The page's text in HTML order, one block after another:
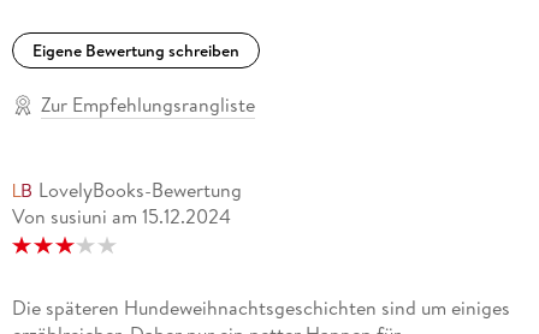
Eigene Bewertung schreiben
Zur Empfehlungsrangliste
LovelyBooks-Bewertung
Von susiuni am 15.12.2024
Die späteren Hundeweihnachtsgeschichten sind um einiges